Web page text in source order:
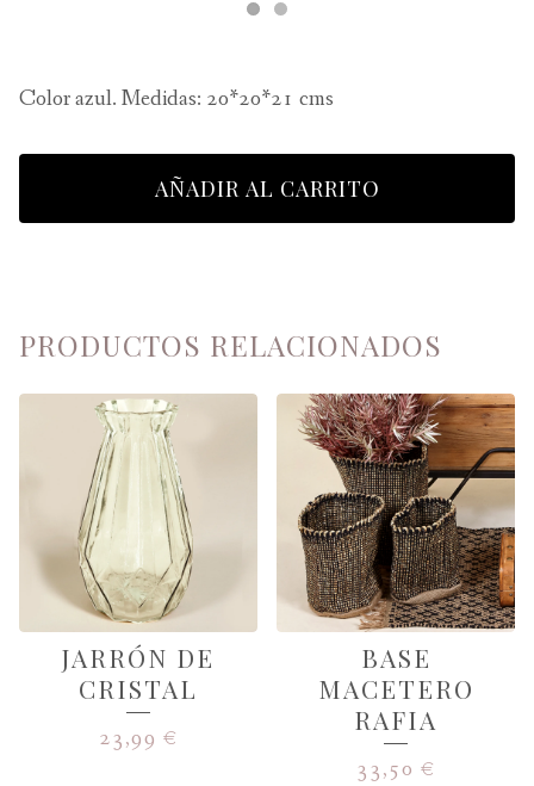
Color azul. Medidas: 20*20*21 cms
AÑADIR AL CARRITO
PRODUCTOS RELACIONADOS
JARRÓN DE
CRISTAL
23,99 €
BASE
MACETERO
RAFIA
33,50 €